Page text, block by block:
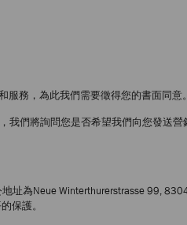
務，為此我們需要徵得您的書面同意。
我們將詢問您是否希望我們向您發送
址為Neue Winterthurerstrasse 99,
保護。